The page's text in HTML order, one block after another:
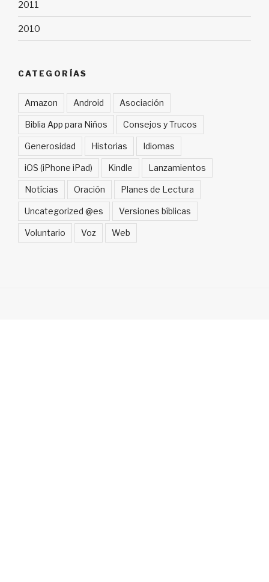
2011
2010
CATEGORÍAS
Amazon Android Asociación
Biblia App para Niños Consejos y Trucos
Generosidad Historias Idiomas
iOS (iPhone iPad) Kindle Lanzamientos
Notícias Oración Planes de Lectura
Uncategorized @es Versiones bíblicas
Voluntario Voz Web